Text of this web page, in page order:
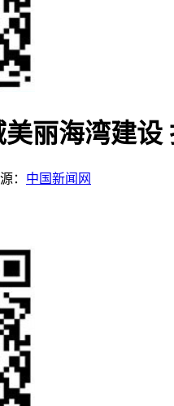
丽海湾建设
： 中国新闻网